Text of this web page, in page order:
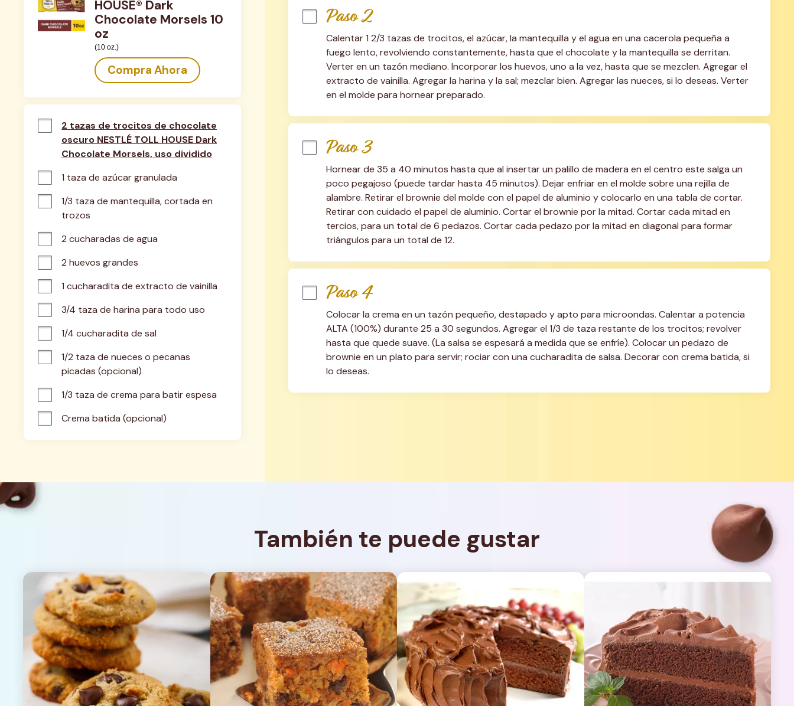
HOUSE® Dark
Chocolate Morsels 10
oz
(10 oz.)
Compra Ahora
2 tazas de trocitos de chocolate
oscuro NESTLÉ TOLL HOUSE Dark
Chocolate Morsels, uso dividido
1 taza de azúcar granulada
1/3 taza de mantequilla, cortada en
trozos
2 cucharadas de agua
2 huevos grandes
1 cucharadita de extracto de vainilla
3/4 taza de harina para todo uso
1/4 cucharadita de sal
1/2 taza de nueces o pecanas
picadas (opcional)
1/3 taza de crema para batir espesa
Crema batida (opcional)
Paso 2
Calentar 1 2/3 tazas de trocitos, el azúcar, la mantequilla y el agua en una cacerola pequeña a
fuego lento, revolviendo constantemente, hasta que el chocolate y la mantequilla se derritan.
Verter en un tazón mediano. Incorporar los huevos, uno a la vez, hasta que se mezclen. Agregar el
extracto de vainilla. Agregar la harina y la sal; mezclar bien. Agregar las nueces, si lo deseas. Verter
en el molde para hornear preparado.
Paso 3
Hornear de 35 a 40 minutos hasta que al insertar un palillo de madera en el centro este salga un
poco pegajoso (puede tardar hasta 45 minutos). Dejar enfriar en el molde sobre una rejilla de
alambre. Retirar el brownie del molde con el papel de aluminio y colocarlo en una tabla de cortar.
Retirar con cuidado el papel de aluminio. Cortar el brownie por la mitad. Cortar cada mitad en
tercios, para un total de 6 pedazos. Cortar cada pedazo por la mitad en diagonal para formar
triángulos para un total de 12.
Paso 4
Colocar la crema en un tazón pequeño, destapado y apto para microondas. Calentar a potencia
ALTA (100%) durante 25 a 30 segundos. Agregar el 1/3 de taza restante de los trocitos; revolver
hasta que quede suave. (La salsa se espesará a medida que se enfríe). Colocar un pedazo de
brownie en un plato para servir; rociar con una cucharadita de salsa. Decorar con crema batida, si
lo deseas.
También te puede gustar